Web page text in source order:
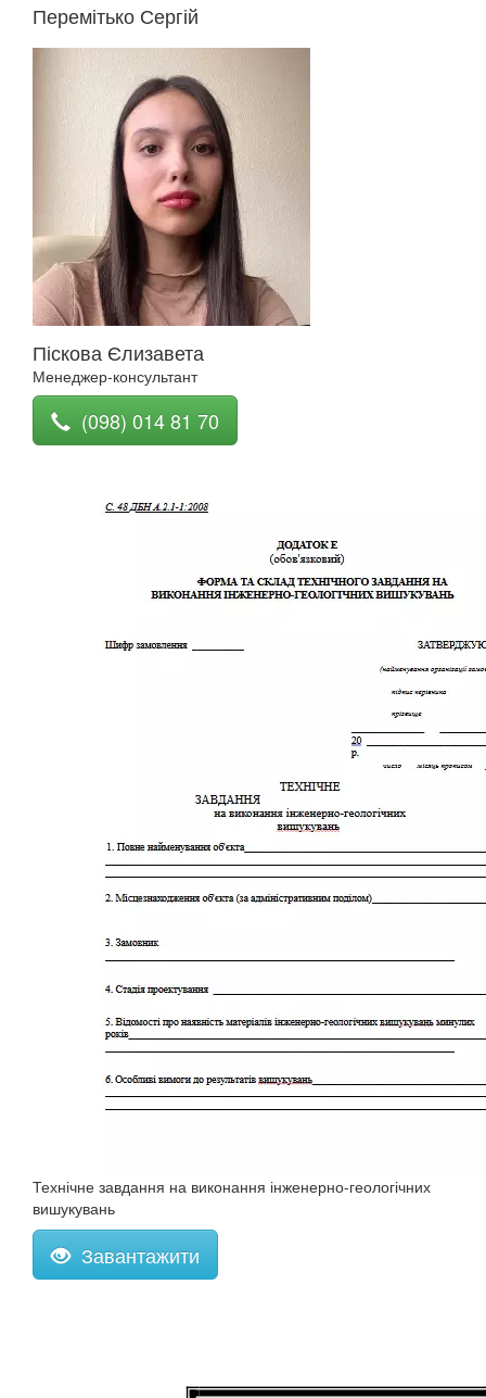
Перемітько Сергій
Піскова Єлизавета
Менеджер-консультант
(098) 014 81 70
Технічне завдання на виконання інженерно-геологічних
вишукувань
Завантажити